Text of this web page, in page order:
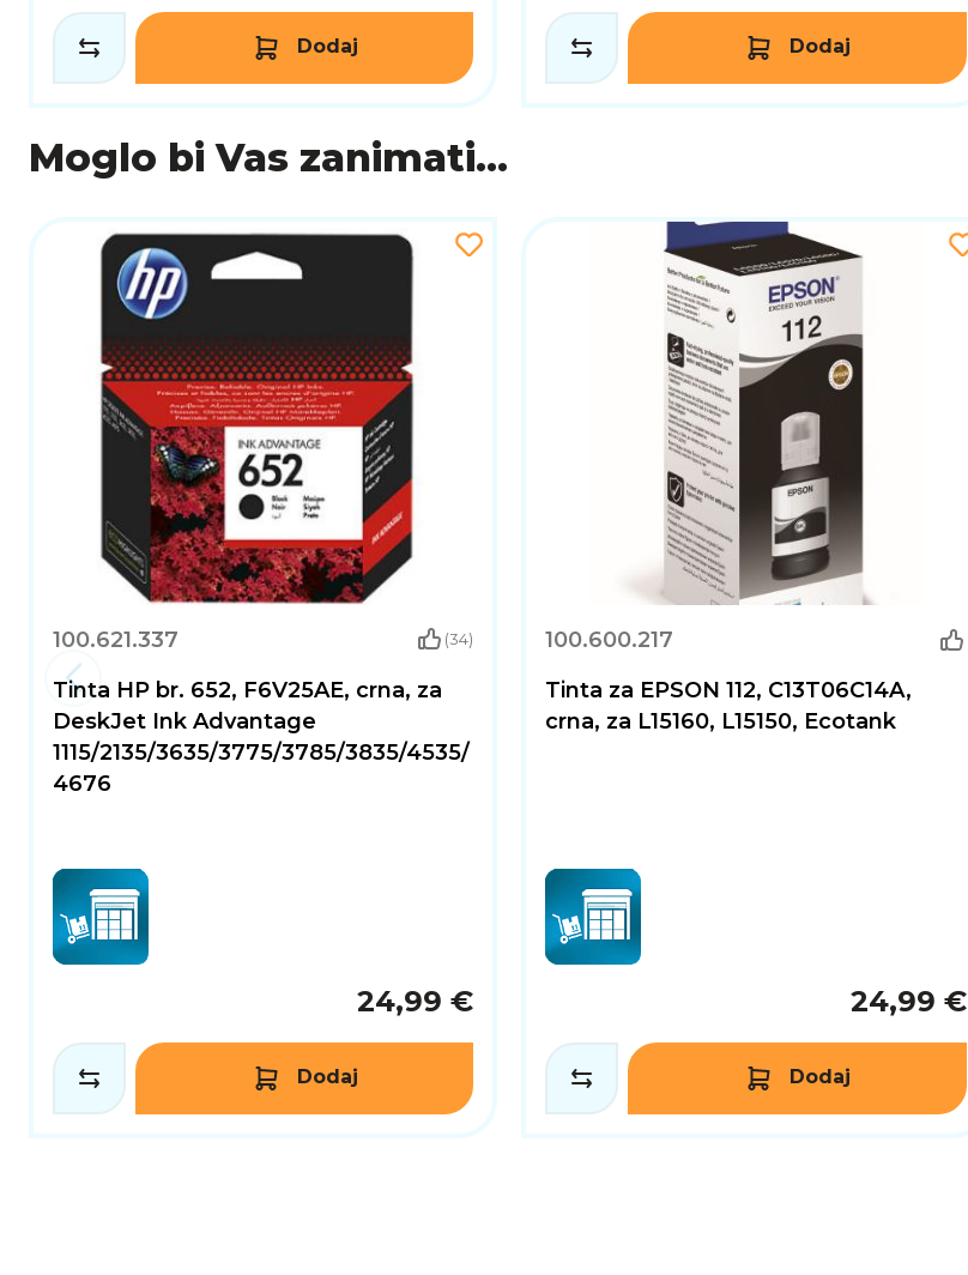
Dodaj Dodaj
Moglo bi Vas zanimati...
100.621.337 (34)
Tinta HP br. 652, F6V25AE, crna, za
DeskJet Ink Advantage
1115/2135/3635/3775/3785/3835/4535/
4676
24,99 €
Dodaj
100.600.217
Tinta za EPSON 112, C13T06C14A,
crna, za L15160, L15150, Ecotank
24,99 €
Dodaj